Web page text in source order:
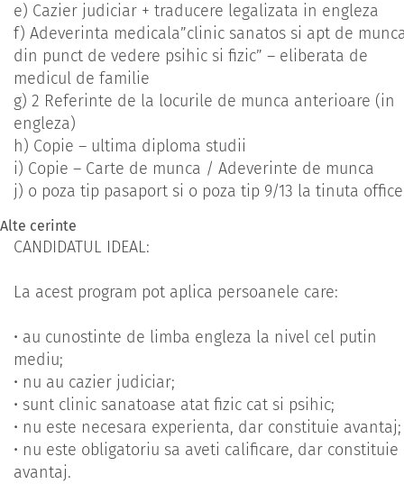
e) Cazier judiciar + traducere legalizata in engleza
f) Adeverinta medicala”clinic sanatos si apt de
din punct de vedere psihic si fizic” – eliberata de
medicul de familie
g) 2 Referinte de la locurile de munca anterioare (in
engleza)
h) Copie – ultima diploma studii
i) Copie – Carte de munca / Adeverinte de munca
j) o poza tip pasaport si o poza tip 9/13 la tinuta office
Alte cerinte
CANDIDATUL IDEAL:
La acest program pot aplica persoanele care:
• au cunostinte de limba engleza la nivel cel putin
mediu;
• nu au cazier judiciar;
• sunt clinic sanatoase atat fizic cat si psihic;
• nu este necesara experienta, dar constituie avantaj;
• nu este obligatoriu sa aveti calificare, dar constituie
avantaj.